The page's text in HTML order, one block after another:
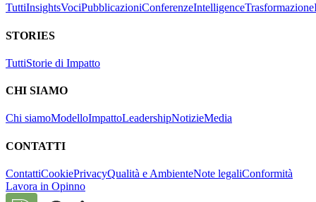
TuttiInsightsVociPubblicazioniConferenzeIntelligenceTrasformazione
STORIES
TuttiStorie di Impatto
CHI SIAMO
Chi siamoModelloImpattoLeadershipNotizieMedia
CONTATTI
ContattiCookiePrivacyQualità e AmbienteNote legaliConformità
Lavora in Opinno